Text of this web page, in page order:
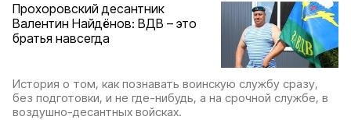
Прохоровский десантник
Валентин Найдёнов: ВДВ – это
братья навсегда
История о том, как познавать воинскую службу сразу,
без подготовки, и не где-нибудь, а на срочной службе, в
воздушно-десантных войсках.